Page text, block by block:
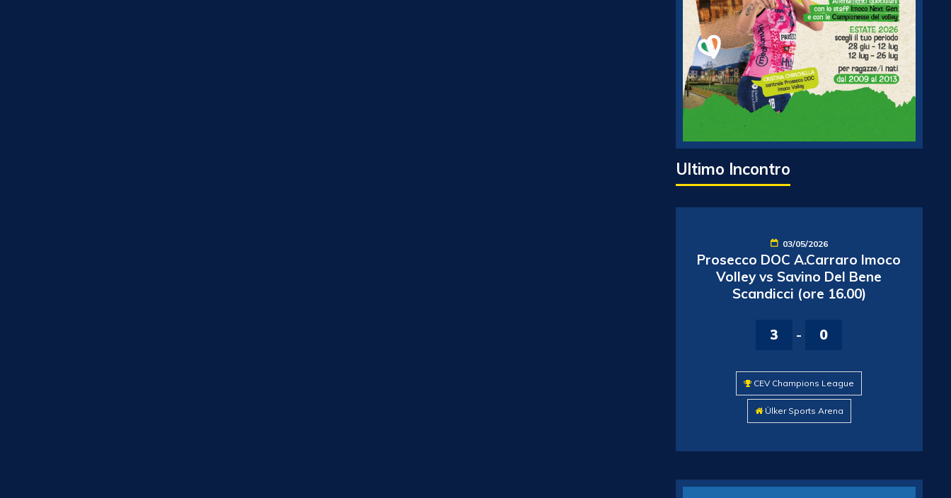
Ultimo Incontro
03/05/2026
Prosecco DOC A.Carraro Imoco
Volley vs Savino Del Bene
Scandicci (ore 16.00)
3 - 0
CEV Champions League
Ülker Sports Arena